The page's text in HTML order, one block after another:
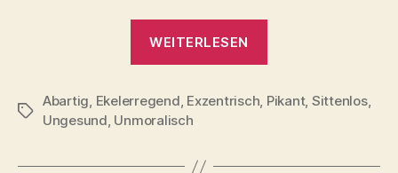
WEITERLESEN
wenn
Schlagwörter
Abartig, Ekelerregend, Exzentrisch, Pikant, Sittenlos,
Ungesund, Unmoralisch